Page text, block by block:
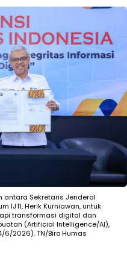
antara Sekretaris Jenderal
IJTI, Herik Kurniawan, untuk
transformasi digital dan
(Artificial Intelligence/AI),
6/2026). TN/Biro Humas